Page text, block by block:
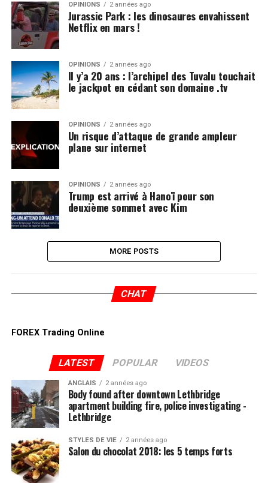
OPINIONS 2 années ago
Jurassic Park : les dinosaures envahissent
Netflix en mars !
OPINIONS 2 années ago
Il y’a 20 ans : l’archipel des Tuvalu touchait
le jackpot en cédant son domaine .tv
OPINIONS 2 années ago
Un risque d’attaque de grande ampleur
plane sur internet
OPINIONS 2 années ago
Trump est arrivé à Hanoï pour son
deuxième sommet avec Kim
MORE POSTS
CHAT
FOREX Trading Online
LATEST POPULAR VIDEOS
ANGLAIS 2 années ago
Body found after downtown Lethbridge
apartment building fire, police investigating -
Lethbridge
STYLES DE VIE 2 années ago
Salon du chocolat 2018: les 5 temps forts